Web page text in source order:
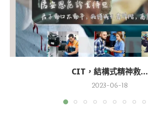
CIT，結構式精神救...
2023-06-18